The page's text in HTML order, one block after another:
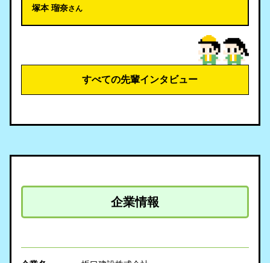
塚本 瑠奈さん
すべての先輩インタビュー
企業情報